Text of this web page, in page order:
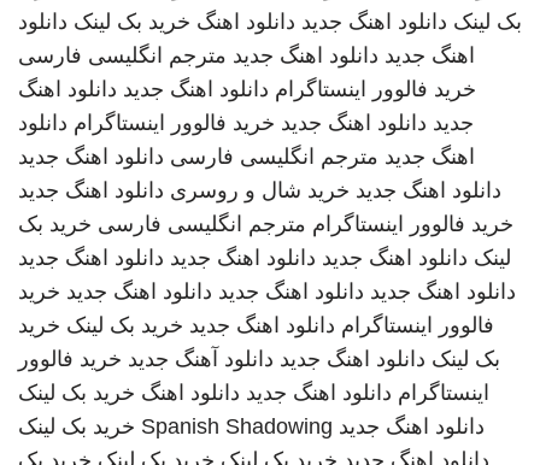
بک لینک دانلود اهنگ جدید دانلود اهنگ خرید بک لینک دانلود
اهنگ جدید دانلود اهنگ جدید مترجم انگلیسی فارسی
خرید فالوور اینستاگرام دانلود اهنگ جدید دانلود اهنگ
جدید دانلود اهنگ جدید خرید فالوور اینستاگرام دانلود
اهنگ جدید مترجم انگلیسی فارسی دانلود اهنگ جدید
دانلود اهنگ جدید خرید شال و روسری دانلود اهنگ جدید
خرید فالوور اینستاگرام مترجم انگلیسی فارسی خرید بک
لینک دانلود اهنگ جدید دانلود اهنگ جدید دانلود اهنگ جدید
دانلود اهنگ جدید دانلود اهنگ جدید دانلود اهنگ جدید خرید
فالوور اینستاگرام دانلود اهنگ جدید خرید بک لینک خرید
بک لینک دانلود اهنگ جدید دانلود آهنگ جدید خرید فالوور
اینستاگرام دانلود اهنگ جدید دانلود اهنگ خرید بک لینک
دانلود اهنگ جدید Spanish Shadowing خرید بک لینک